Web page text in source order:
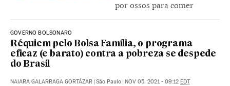
por ossos para comer
GOVERNO BOLSONARO
Réquiem pelo Bolsa Família, o programa
eficaz (e barato) contra a pobreza se despede
do Brasil
NAIARA GALARRAGA GORTÁZAR São Paulo NOV 05, 2021 - 09:12 EDT